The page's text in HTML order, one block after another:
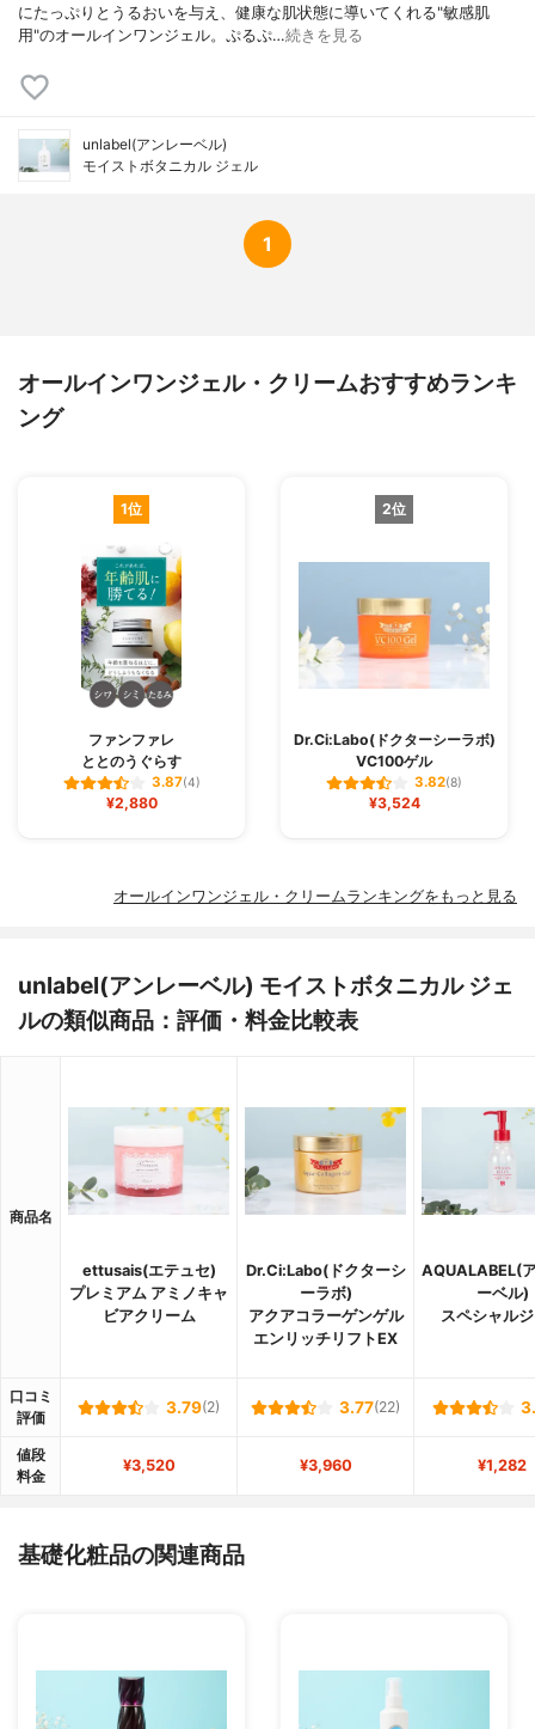
にたっぷりとうるおいを与え、健康な肌状態に導いてくれる"敏感肌
用"のオールインワンジェル。ぷるぷ…続きを見る
unlabel(アンレーベル)
モイストボタニカル ジェル
1
オールインワンジェル・クリームおすすめランキ
ング
1位
ファンファレ
ととのうぐらす
3.87(4)
¥2,880
2位
Dr.Ci:Labo(ドクターシーラボ)
VC100ゲル
3.82(8)
¥3,524
オールインワンジェル・クリームランキングをもっと見る
unlabel(アンレーベル) モイストボタニカル ジェ
ルの類似商品：評価・料金比較表
商品名
ettusais(エテュセ)
プレミアム アミノキャ
ビアクリーム
Dr.Ci:Labo(ドクターシ
ーラボ)
アクアコラーゲンゲル
エンリッチリフトEX
AQUALABEL(
ーベル)
スペシャル
口コミ
評価
3.79(2) 3.77(22)
値段
料金
¥3,520 ¥3,960 ¥1,282
基礎化粧品の関連商品